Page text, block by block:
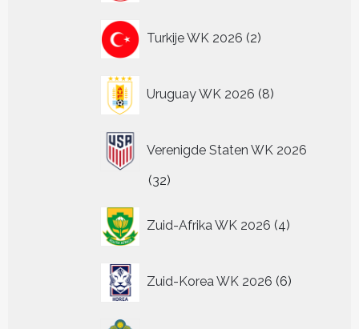
Turkije WK 2026 2
producten
Uruguay WK 2026 8
producten
Verenigde Staten WK 2026
3232
Zuid-Afrika WK 2026 4
producten
Zuid-Korea WK 2026 6
producten